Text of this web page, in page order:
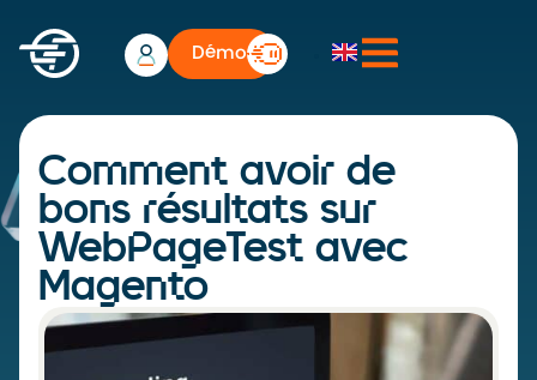
Démo
Comment avoir de
bons résultats sur
WebPageTest avec
Magento